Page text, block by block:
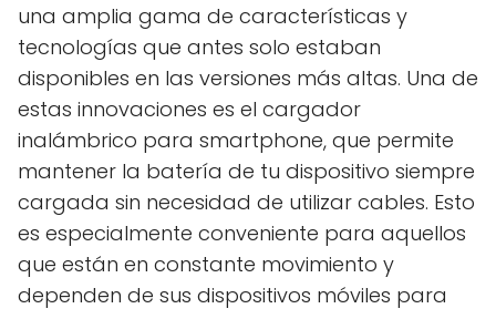
una amplia gama de características y
tecnologías que antes solo estaban
disponibles en las versiones más altas. Una de
estas innovaciones es el cargador
inalámbrico para smartphone, que permite
mantener la batería de tu dispositivo siempre
cargada sin necesidad de utilizar cables. Esto
es especialmente conveniente para aquellos
que están en constante movimiento y
dependen de sus dispositivos móviles para